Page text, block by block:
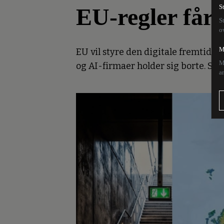
EU-regler får
EU vil styre den digitale fremtid
og AI-firmaer holder sig borte.